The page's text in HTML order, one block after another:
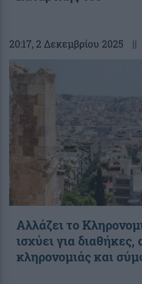
20:17, 2 Δεκεμβρίου 2025 ||
Αλλάζει το
ισχύει για διαθήκες,
κληρονομιάς και